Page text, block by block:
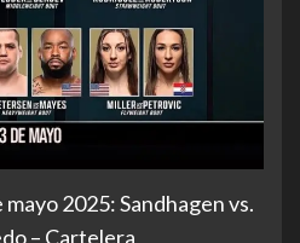
2025: Sandhagen vs.
– Cartelera